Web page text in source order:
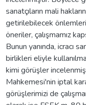
sanatçıların mali
getirilebilecek
öneriler, çalışmamız
Bunun yanında, icracı
birlikleri eliyle
kimi görüşler
Mahkemesi'nin iptal
görüşlerimizi de